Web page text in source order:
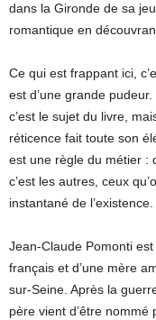
dans la Gironde de sa
romantique en
Ce qui est frappant ici,
est d’une grande
c’est le sujet du livre,
réticence fait toute son
est une règle du métier :
c’est les autres, ceux
instantané de l’existence.
Jean-Claude Pomonti
français et d’une mère
sur-Seine. Après la
père vient d’être